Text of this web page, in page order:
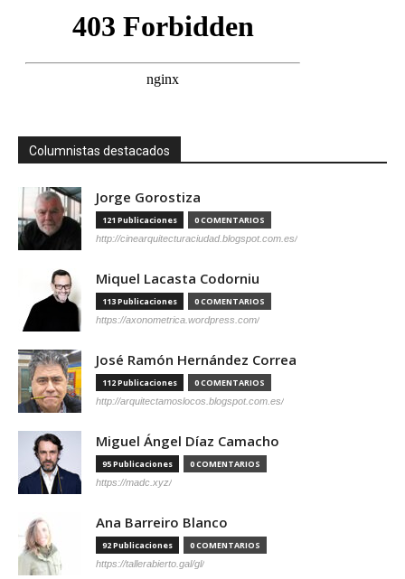
Columnistas destacados
Jorge Gorostiza
121 Publicaciones 0 COMENTARIOS
http://cinearquitecturaciudad.blogspot.com.es/
Miquel Lacasta Codorniu
113 Publicaciones 0 COMENTARIOS
https://axonometrica.wordpress.com/
José Ramón Hernández Correa
112 Publicaciones 0 COMENTARIOS
http://arquitectamoslocos.blogspot.com.es/
Miguel Ángel Díaz Camacho
95 Publicaciones 0 COMENTARIOS
https://madc.xyz/
Ana Barreiro Blanco
92 Publicaciones 0 COMENTARIOS
https://tallerabierto.gal/gl/